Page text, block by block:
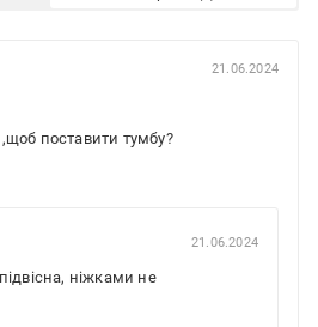
21.06.2024
поставити тумбу?
21.06.2024
ніжками не